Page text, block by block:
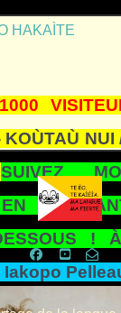
HAKAÌTE
NUI
SUIVEZ
!